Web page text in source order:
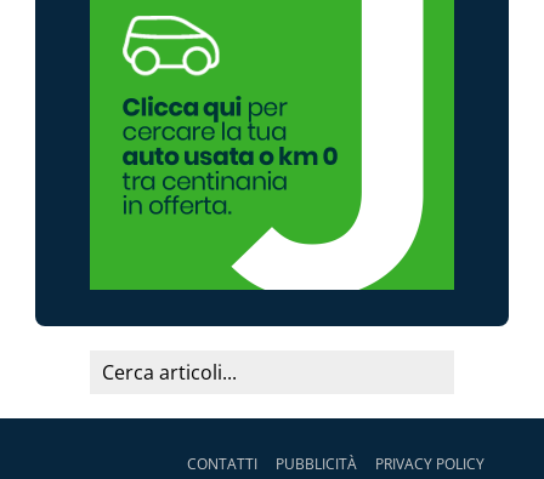
CONTATTI PUBBLICITÀ PRIVACY POLICY